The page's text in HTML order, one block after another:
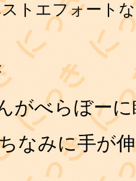
トエフォート
がべらぼー
みに手が伸